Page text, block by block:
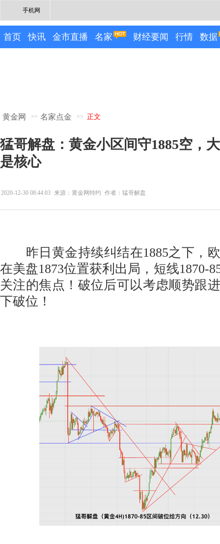
手机网
首页 快讯 金市直播 名家 财经要闻 行情 数据
黄金网 >> 名家点金 >> 正文
猛哥解盘：黄金小区间守1885空，
是核心
2020-12-30 08:44:03 来源：黄金网特约 作者：猛哥解盘
昨日黄金持续纠结在1885之下，欧
在美盘1873位置获利出局，短线1870-
关注的焦点！破位后可以考虑顺势跟
下破位！